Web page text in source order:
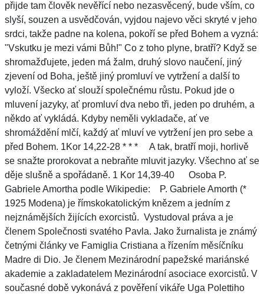
přijde tam člověk nevěřící nebo nezasvěcený, bude vším, co
slyší, souzen a usvědčován, vyjdou najevo věci skryté v jeho
srdci, takže padne na kolena, pokoří se před Bohem a vyzná:
"Vskutku je mezi vámi Bůh!" Co z toho plyne, bratří? Když se
shromažďujete, jeden má žalm, druhý slovo naučení, jiný
zjevení od Boha, ještě jiný promluví ve vytržení a další to
vyloží. Všecko ať slouží společnému růstu. Pokud jde o
mluvení jazyky, ať promluví dva nebo tři, jeden po druhém, a
někdo ať vykládá. Kdyby neměli vykladače, ať ve
shromáždění mlčí, každý ať mluví ve vytržení jen pro sebe a
před Bohem. 1Kor 14,22-28 * * * A tak, bratří moji, horlivě
se snažte prorokovat a nebraňte mluvit jazyky. Všechno ať se
děje slušně a spořádaně. 1 Kor 14,39-40 Osoba P.
Gabriele Amortha podle Wikipedie: P. Gabriele Amorth (*
1925 Modena) je římskokatolickým knězem a jedním z
nejznámějších žijících exorcistů. Vystudoval práva a je
členem Společnosti svatého Pavla. Jako žurnalista je známý
četnými články ve Famiglia Cristiana a řízením měsíčníku
Madre di Dio. Je členem Mezinárodní papežské mariánské
akademie a zakladatelem Mezinárodní asociace exorcistů. V
současné době vykonává z pověření vikáře Uga Polettiho